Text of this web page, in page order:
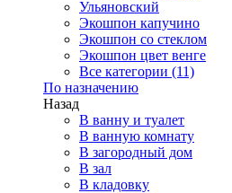
Ульяновский
Экошпон капучино
Экошпон со стеклом
Экошпон цвет венге
Все категории (11)
По назначению
Назад
В ванну и туалет
В ванную комнату
В загородный дом
В зал
В кладовку